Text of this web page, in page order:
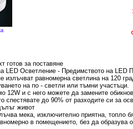
готов за поставяне
LED Осветление - Предимството на LED
излъчват равномерна светлина на 120
на по - светли или тъмни участъци.
12W и с него можете да замените
спестявате до 90% от разходите си за
живот
мека, изключително приятна, топло
в помещението, без да образува